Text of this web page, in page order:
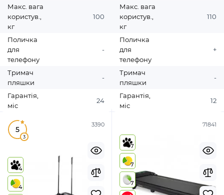
Макс. вага
користув.,
кг
100
Поличка
для
телефону
-
Тримач
пляшки
-
Гарантія,
міс
24
Макс. вага
користув.,
кг
110
Поличка
для
телефону
+
Тримач
пляшки
-
Гарантія,
міс
12
3390
5
3
4
4
71841
7
7
7